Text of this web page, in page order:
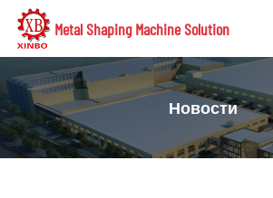
Metal Shaping Machine Solution
Новости